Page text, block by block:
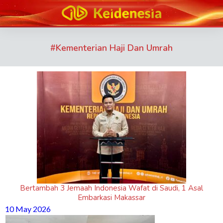
#Kementerian Haji Dan Umrah
Bertambah 3 Jemaah Indonesia Wafat di Saudi, 1 Asal
Embarkasi Makassar
10 May 2026